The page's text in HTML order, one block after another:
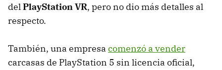
delPlayStation VR, pero no dio más detalles al
respecto.
También, una empresa comenzó a vender
carcasas de PlayStation 5 sin licencia oficial,